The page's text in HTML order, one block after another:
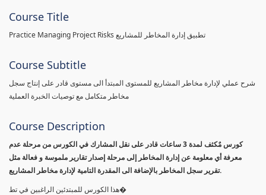
Course Title
Practice Managing Project Risks تطبيق إدارة المخاطر للمشاريع
Course Subtitle
شرح عملي لإدارة مخاطر المشاريع للمستوى المبتدأ الى مستوى قادر على إنتاج سجل
مخاطر متكامل مع توصيات الخبرة العملية
Course Description
كورس مٌكثف لمدة 3 ساعات قادر على نقل المشارك في الكورس من مرحلة عدم
معرفة أي معلومة عن إدارة المخاطر إلى مرحلة إصدار تقارير ملموسة و فعالة مثل
تقرير سجل المخاطر بالإضافة الى المقدرة التامية لإدارة مخاطر المشاريع.
هذا الكورس للمبتدئين الراغبين في تط�